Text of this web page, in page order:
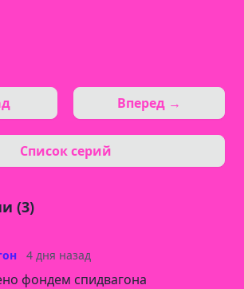
Список серий
Вперед →
(3)
4 дня назад
фондем спидвагона